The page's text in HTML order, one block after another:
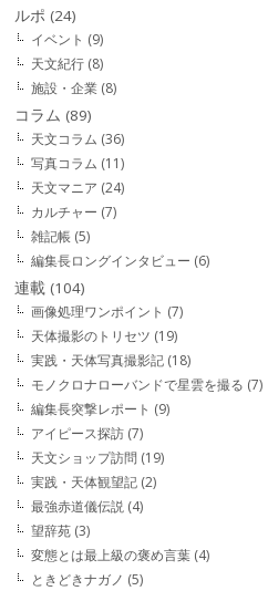
ルポ (24)
イベント (9)
天文紀行 (8)
施設・企業 (8)
コラム (89)
天文コラム (36)
写真コラム (11)
天文マニア (24)
カルチャー (7)
雑記帳 (5)
編集長ロングインタビュー (6)
連載 (104)
画像処理ワンポイント (7)
天体撮影のトリセツ (19)
実践・天体写真撮影記 (18)
モノクロナローバンドで星雲を撮る (7)
編集長突撃レポート (9)
アイピース探訪 (7)
天文ショップ訪問 (19)
実践・天体観望記 (2)
最強赤道儀伝説 (4)
望辞苑 (3)
変態とは最上級の褒め言葉 (4)
ときどきナガノ (5)